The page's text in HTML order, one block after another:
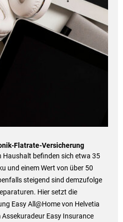
Flatrate-Versicherung
Haushalt befinden sich etwa 35
und einem Wert von über 50
steigend sind demzufolge
Hier setzt die
Easy All@Home von Helvetia
Easy Insurance